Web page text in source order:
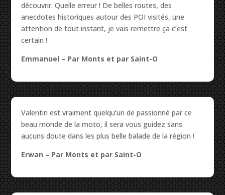
découvrir. Quelle erreur ! De belles routes, des
anecdotes historiques autour des POI visités, une
attention de tout instant, je vais remettre ça c’est
certain !
Emmanuel – Par Monts et par Saint-O
Valentin est vraiment quelqu’un de passionné par ce
beau monde de la moto, il sera vous guidez sans
aucuns doute dans les plus belle balade de la région !
Erwan – Par Monts et par Saint-O